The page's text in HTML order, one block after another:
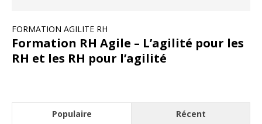
FORMATION AGILITE RH
Formation RH Agile – L’agilité pour les
RH et les RH pour l’agilité
Populaire Récent